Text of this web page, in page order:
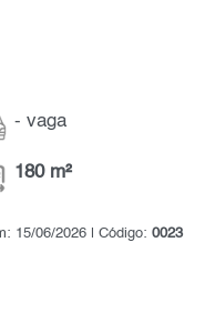
- vaga
180 m²
15/06/2026 | Código: 0023